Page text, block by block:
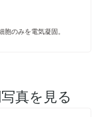
のみを電気凝固。
真を見る